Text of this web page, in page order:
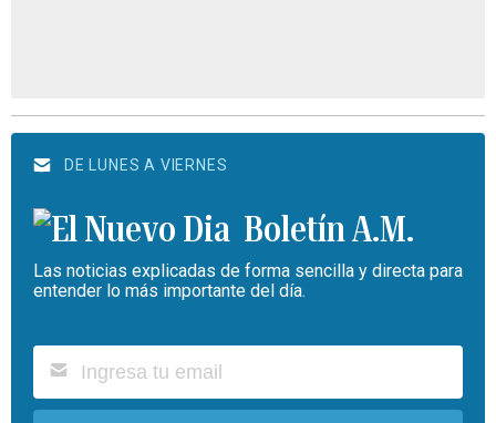
DE LUNES A VIERNES
Boletín A.M.
Las noticias explicadas de forma sencilla y directa para
entender lo más importante del día.